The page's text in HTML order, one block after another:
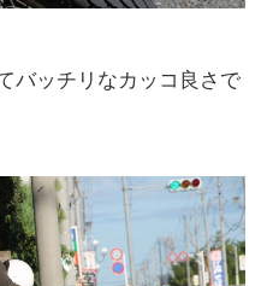
バッチリなカッコ良さで